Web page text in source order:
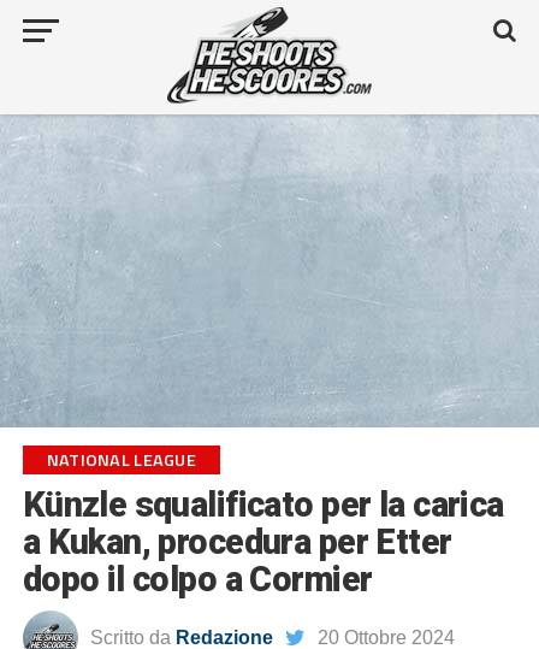
NATIONAL LEAGUE
Künzle squalificato per la carica
a Kukan, procedura per Etter
dopo il colpo a Cormier
Scritto da Redazione 20 Ottobre 2024